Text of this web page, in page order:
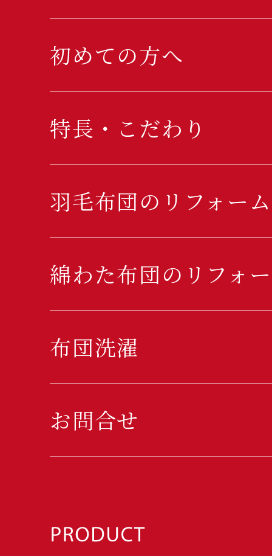
初めての方へ
特長・こだわり
羽毛布団のリフォーム
綿わた布団のリフォ
布団洗濯
お問合せ